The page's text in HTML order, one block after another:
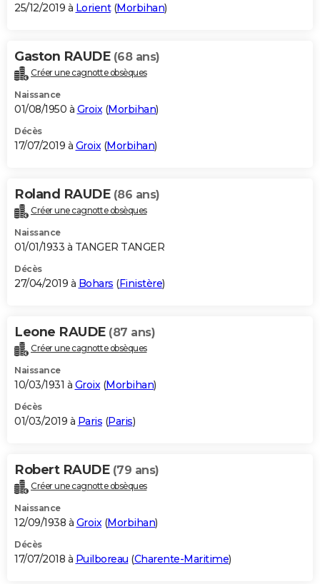
25/12/2019 à Lorient(Morbihan)
Gaston RAUDE (68 ans)
Créer une cagnotte obsèques
Naissance
01/08/1950 à Groix(Morbihan)
Décès
17/07/2019 à Groix(Morbihan)
Roland RAUDE (86 ans)
Créer une cagnotte obsèques
Naissance
01/01/1933 à TANGER TANGER
Décès
27/04/2019 à Bohars (Finistère)
Leone RAUDE (87 ans)
Créer une cagnotte obsèques
Naissance
10/03/1931 à Groix(Morbihan)
Décès
01/03/2019 à Paris (Paris)
Robert RAUDE (79 ans)
Créer une cagnotte obsèques
Naissance
12/09/1938 à Groix(Morbihan)
Décès
17/07/2018 à Puilboreau (Charente-Maritime)